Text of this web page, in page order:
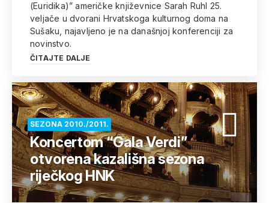
(Euridika)” američke književnice Sarah Ruhl 25.
veljače u dvorani Hrvatskoga kulturnog doma na
Sušaku, najavljeno je na današnjoj konferenciji za
novinstvo.
ČITAJTE DALJE
SEZONA 2010./2011.
Koncertom “Gala Verdi”
otvorena kazališna sezona
riječkog HNK